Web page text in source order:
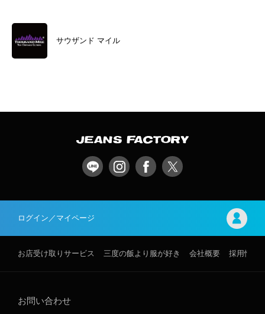
サウザンド マイル
ログイン／マイページ
お店受け取りサービス 三度の飯より服が好き 会社概要 採用情報
お問い合わせ